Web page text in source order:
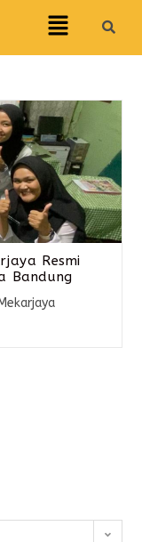
Resmi
Bandung